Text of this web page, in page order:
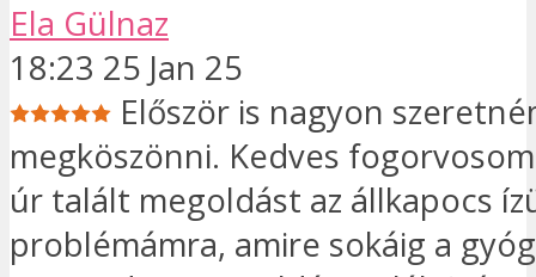
Ela Gülnaz
18:23 25 Jan 25
Először is nagyon
megköszönni. Kedves
úr talált megoldást az állkapocs
problémámra, amire sokáig a